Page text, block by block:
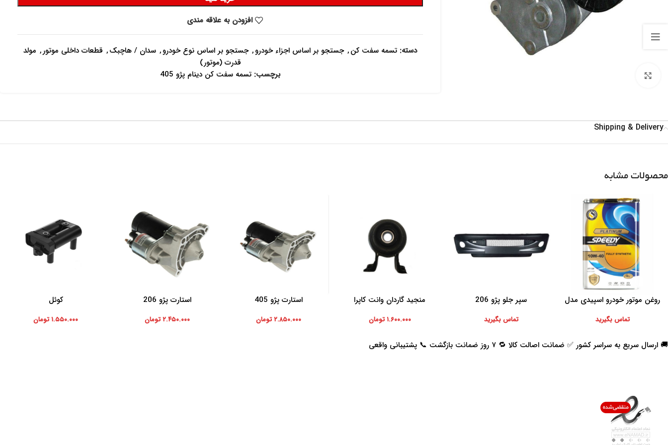
افزودن به علاقه مندی
دسته: تسمه سفت کن, جستجو بر اساس اجزاء خودرو, جستجو بر اساس نوع خودرو, سدان / هاچبک, قطعات داخلی موتور, مولد
قدرت (موتور)
برچسب: تسمه سفت کن دینام پژو 405
Shipping & Delivery
محصولات مشابه
اطلاعات بیشتر
روغن موتور خودرو اسپیدی مدل
تماس بگیرید
اطلاعات بیشترسپر جلو پژو 206
تماس بگیرید
افزودن به سبد خرید
منجید گاردان وانت کاپرا
۱.۶۰۰.۰۰۰ تومان
افزودن به سبد خرید
استارت پژو 405
۲.۸۵۰.۰۰۰ تومان
افزودن به سبد خرید
استارت پژو 206
۲.۴۵۰.۰۰۰ تومان
افزودن به سبد خرید
کوئل
۱.۵۵۰.۰۰۰تومان
🚚 ارسال سریع به سراسر کشور ✅ ضمانت اصالت کالا 🔁 ۷ روز ضمانت بازگشت 📞 پشتیبانی واقعی